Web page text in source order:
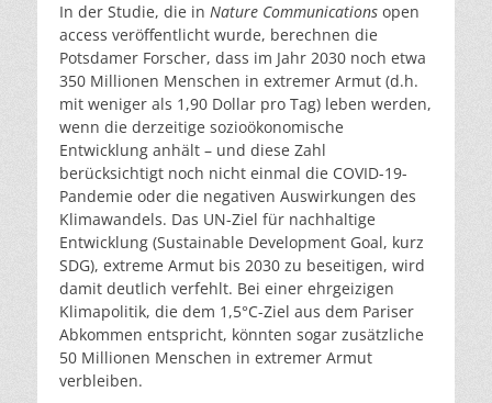
In der Studie, die in Nature Communications open
access veröffentlicht wurde, berechnen die
Potsdamer Forscher, dass im Jahr 2030 noch etwa
350 Millionen Menschen in extremer Armut (d.h.
mit weniger als 1,90 Dollar pro Tag) leben werden,
wenn die derzeitige sozioökonomische
Entwicklung anhält – und diese Zahl
berücksichtigt noch nicht einmal die COVID-19-
Pandemie oder die negativen Auswirkungen des
Klimawandels. Das UN-Ziel für nachhaltige
Entwicklung (Sustainable Development Goal, kurz
SDG), extreme Armut bis 2030 zu beseitigen, wird
damit deutlich verfehlt. Bei einer ehrgeizigen
Klimapolitik, die dem 1,5°C-Ziel aus dem Pariser
Abkommen entspricht, könnten sogar zusätzliche
50 Millionen Menschen in extremer Armut
verbleiben.